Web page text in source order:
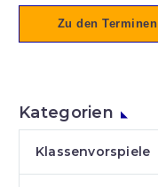
Zu den Terminen
Kategorien
Klassenvorspiele